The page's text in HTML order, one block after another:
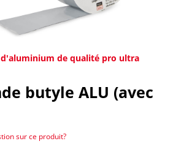
de qualité pro ultra
butyle ALU (avec
sur ce produit?